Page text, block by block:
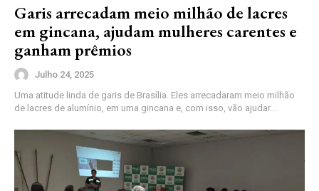
Garis arrecadam meio milhão de lacres
em gincana, ajudam mulheres carentes e
ganham prêmios
Julho 24, 2025
Uma atitude linda de garis de Brasília. Eles arrecadaram meio milhão
de lacres de alumínio, em uma gincana e, com isso, vão ajudar...